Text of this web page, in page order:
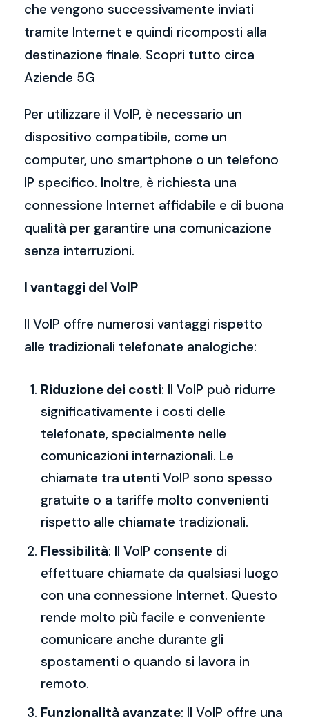
che vengono successivamente inviati
tramite Internet e quindi ricomposti alla
destinazione finale. Scopri tutto circa
Aziende 5G
Per utilizzare il VoIP, è necessario un
dispositivo compatibile, come un
computer, uno smartphone o un telefono
IP specifico. Inoltre, è richiesta una
connessione Internet affidabile e di buona
qualità per garantire una comunicazione
senza interruzioni.
I vantaggi del VoIP
Il VoIP offre numerosi vantaggi rispetto
alle tradizionali telefonate analogiche:
Riduzione dei costi: Il VoIP può ridurre
significativamente i costi delle
telefonate, specialmente nelle
comunicazioni internazionali. Le
chiamate tra utenti VoIP sono spesso
gratuite o a tariffe molto convenienti
rispetto alle chiamate tradizionali.
Flessibilità: Il VoIP consente di
effettuare chiamate da qualsiasi luogo
con una connessione Internet. Questo
rende molto più facile e conveniente
comunicare anche durante gli
spostamenti o quando si lavora in
remoto.
Funzionalità avanzate: Il VoIP offre una